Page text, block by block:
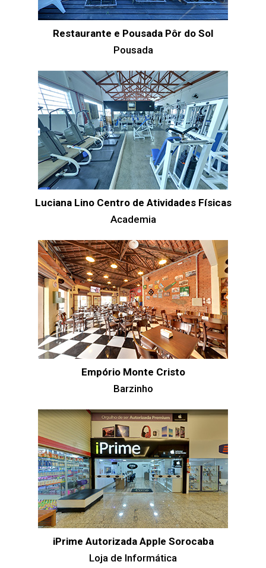
Restaurante e Pousada Pôr do Sol
Pousada
Luciana Lino Centro de Atividades Físicas
Academia
Empório Monte Cristo
Barzinho
iPrime Autorizada Apple Sorocaba
Loja de Informática